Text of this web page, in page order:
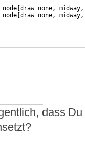
node draw=none,
node draw=none,
dass